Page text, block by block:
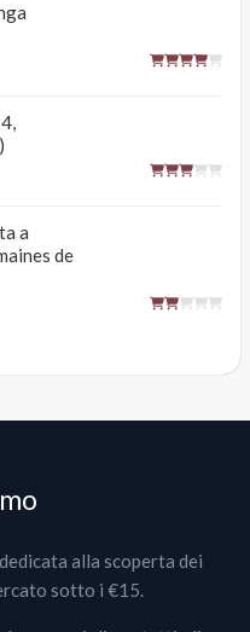
a
de
alla scoperta dei
sotto i €15.